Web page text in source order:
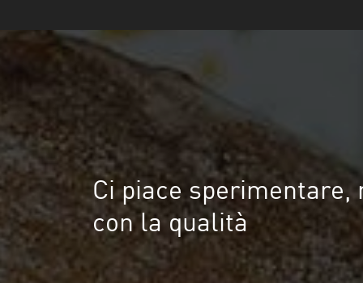
Ci piace sperimentare,
con la qualità